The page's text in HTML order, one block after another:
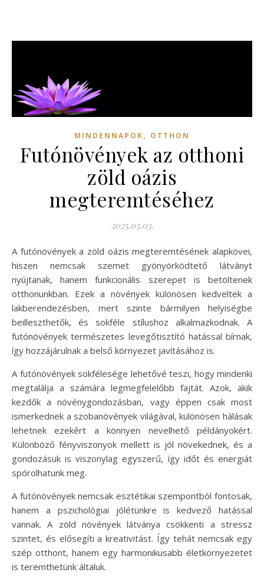
MINDENNAPOK, OTTHON
Futónövények az otthoni
zöld oázis
megteremtéséhez
2025.03.03.
A futónövények a zöld oázis megteremtésének alapkövei,
hiszen nemcsak szemet gyönyörködtető látványt
nyújtanak, hanem funkcionális szerepet is betöltenek
otthonunkban. Ezek a növények különösen kedveltek a
lakberendezésben, mert szinte bármilyen helyiségbe
beilleszthetők, és sokféle stílushoz alkalmazkodnak. A
futónövények természetes levegőtisztító hatással bírnak,
így hozzájárulnak a belső környezet javításához is.
A futónövények sokfélesége lehetővé teszi, hogy mindenki
megtalálja a számára legmegfelelőbb fajtát. Azok, akik
kezdők a növénygondozásban, vagy éppen csak most
ismerkednek a szobanövények világával, különösen hálásak
lehetnek ezekért a könnyen nevelhető példányokért.
Különböző fényviszonyok mellett is jól növekednek, és a
gondozásuk is viszonylag egyszerű, így időt és energiát
spórolhatunk meg.
A futónövények nemcsak esztétikai szempontból fontosak,
hanem a pszichológiai jólétünkre is kedvező hatással
vannak. A zöld növények látványa csökkenti a stressz
szintet, és elősegíti a kreativitást. Így tehát nemcsak egy
szép otthont, hanem egy harmonikusabb életkörnyezetet
is teremthetünk általuk.